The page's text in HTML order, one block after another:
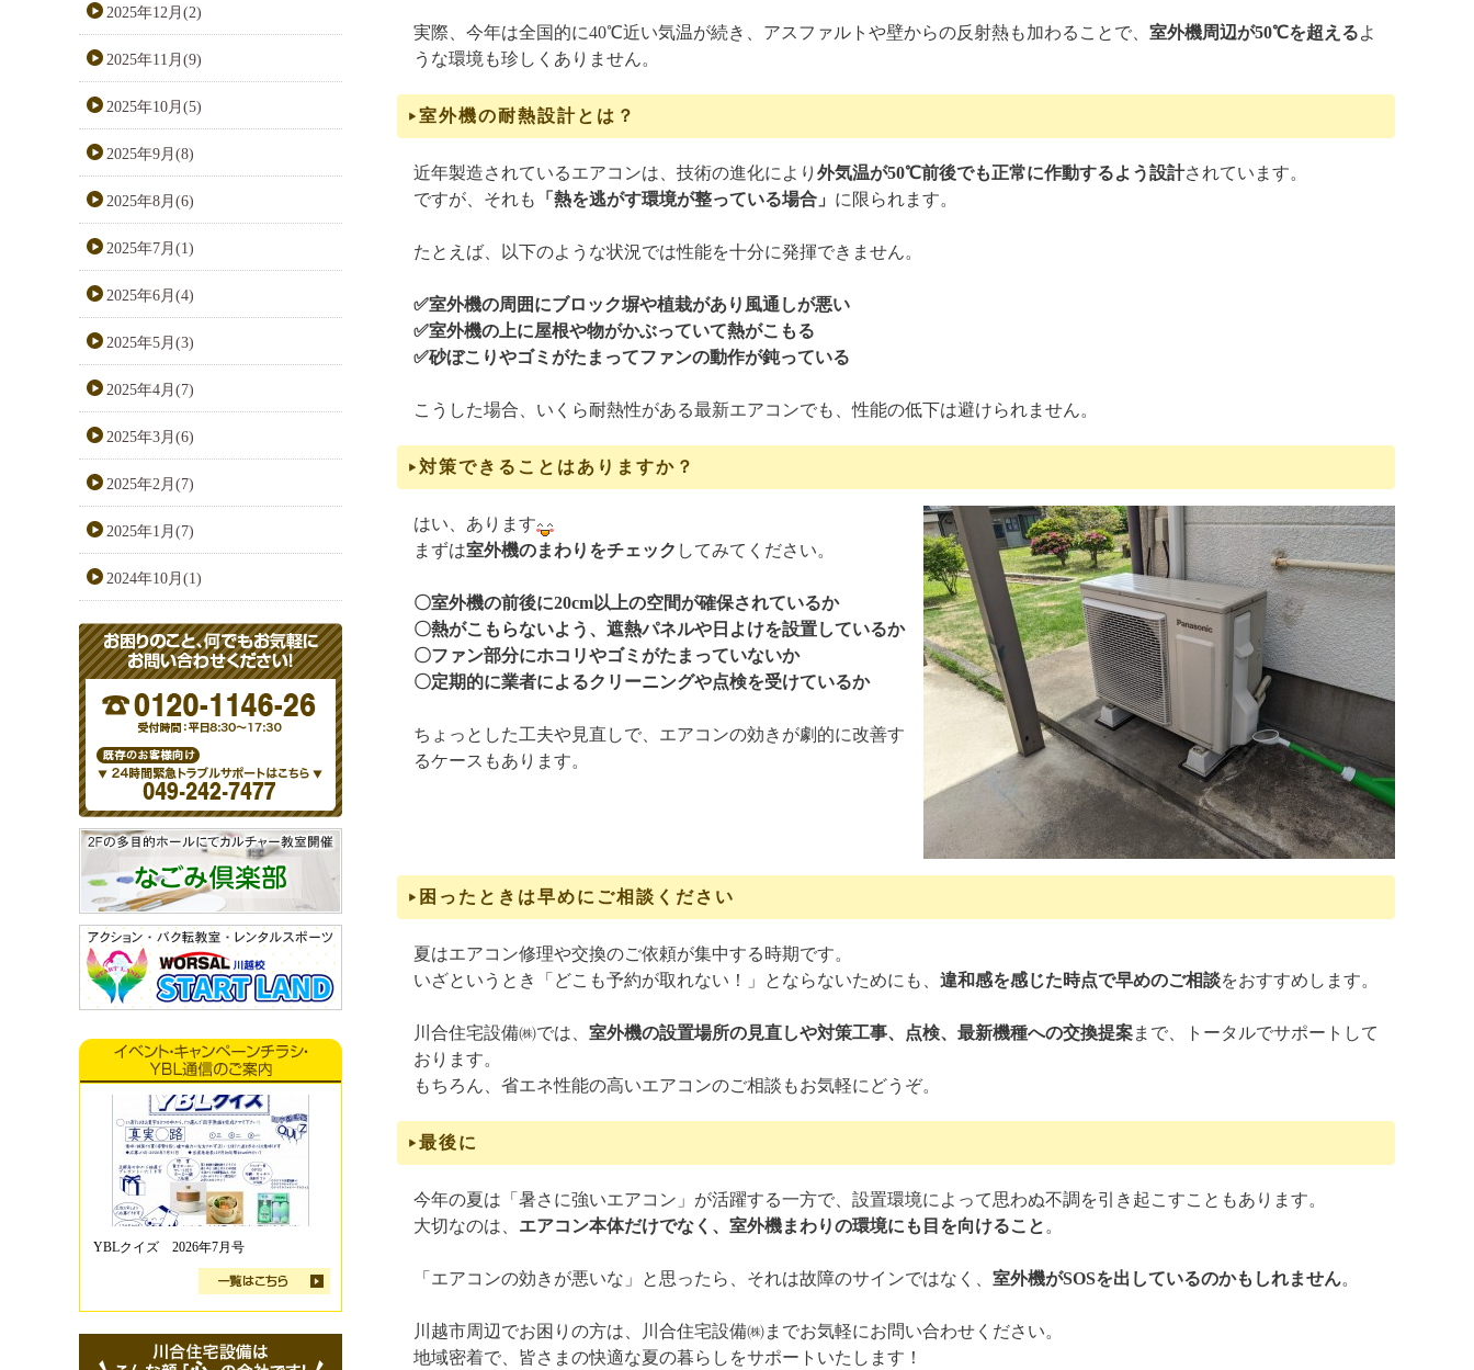
実際、今年は全国的に40℃近い気温が続き、アスファルトや壁からの反射熱も加わることで、 室外機周辺が50℃を超えるよ
うな環境も珍しくありません。
室外機の耐熱設計とは？
近年製造されているエアコンは、技術の進化により 外気温が50℃前後でも正常に作動するよう設計されています。
ですが、それも
「熱を逃がす環境が整っている場合」 に限られます。
たとえば、以下のような状況では性能を十分に発揮できません。
✅室外機の周囲にブロック塀や植栽があり風通しが悪い
✅室外機の上に屋根や物がかぶっていて熱がこもる
✅砂ぼこりやゴミがたまってファンの動作が鈍っている
こうした場合、いくら耐熱性がある最新エアコンでも、性能の低下は避けられません。
対策できることはありますか？
はい、あります
まずは室外機のまわりをチェック してみてください。
〇室外機の前後に20cm以上の空間が確保されているか
〇熱がこもらないよう、遮熱パネルや日よけを設置しているか
〇ファン部分にホコリやゴミがたまっていないか
〇定期的に業者によるクリーニングや点検を受けているか
ちょっとした工夫や見直しで、エアコンの効きが劇的に改善す
るケースもあります。
困ったときは早めにご相談ください
夏はエアコン修理や交換のご依頼が集中する時期です。
いざというとき「どこも予約が取れない！」とならないためにも、 違和感を感じた時点で早めのご相談をおすすめします。
川合住宅設備㈱では、 室外機の設置場所の見直しや対策工事、点検、最新機種への交換提案まで、トータルでサポートして
おります。
もちろん、省エネ性能の高いエアコンのご相談もお気軽にどうぞ。
最後に
今年の夏は「暑さに強いエアコン」が活躍する一方で、設置環境によって思わぬ不調を引き起こすこともあります。
大切なのは、 エアコン本体だけでなく、室外機まわりの環境にも目を向けること 。
「エアコンの効きが悪いな」と思ったら、それは故障のサインではなく、 室外機がSOSを出しているのかもしれません。
川越市周辺でお困りの方は、川合住宅設備㈱までお気軽にお問い合わせください。
地域密着で、皆さまの快適な夏の暮らしをサポートいたします！
2025年12月(2)
2025年11月(9)
2025年10月(5)
2025年9月(8)
2025年8月(6)
2025年7月(1)
2025年6月(4)
2025年5月(3)
2025年4月(7)
2025年3月(6)
2025年2月(7)
2025年1月(7)
2024年10月(1)
YBLクイズ 2026年7月号